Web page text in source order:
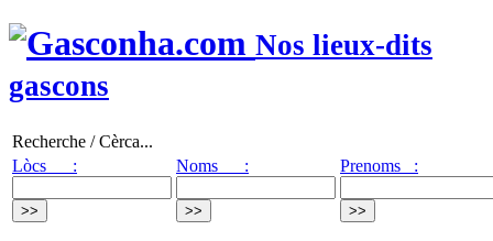
Nos lieux-dits
gascons
Recherche / Cèrca...
Lòcs :
Noms : Prenoms :